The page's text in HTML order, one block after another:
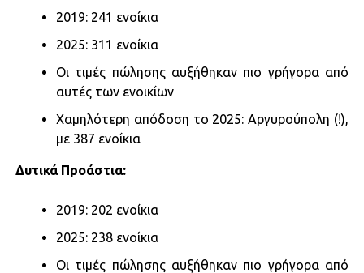
2019: 241 ενοίκια​
2025: 311 ενοίκια​
Οι τιμές πώλησης αυξήθηκαν πιο γρήγορα από
αυτές των ενοικίων
Χαμηλότερη απόδοση το 2025: Αργυρούπολη (!),
με 387 ενοίκια
Δυτικά Προάστια:​
2019: 202 ενοίκια​
2025: 238 ενοίκια
Οι τιμές πώλησης αυξήθηκαν πιο γρήγορα από